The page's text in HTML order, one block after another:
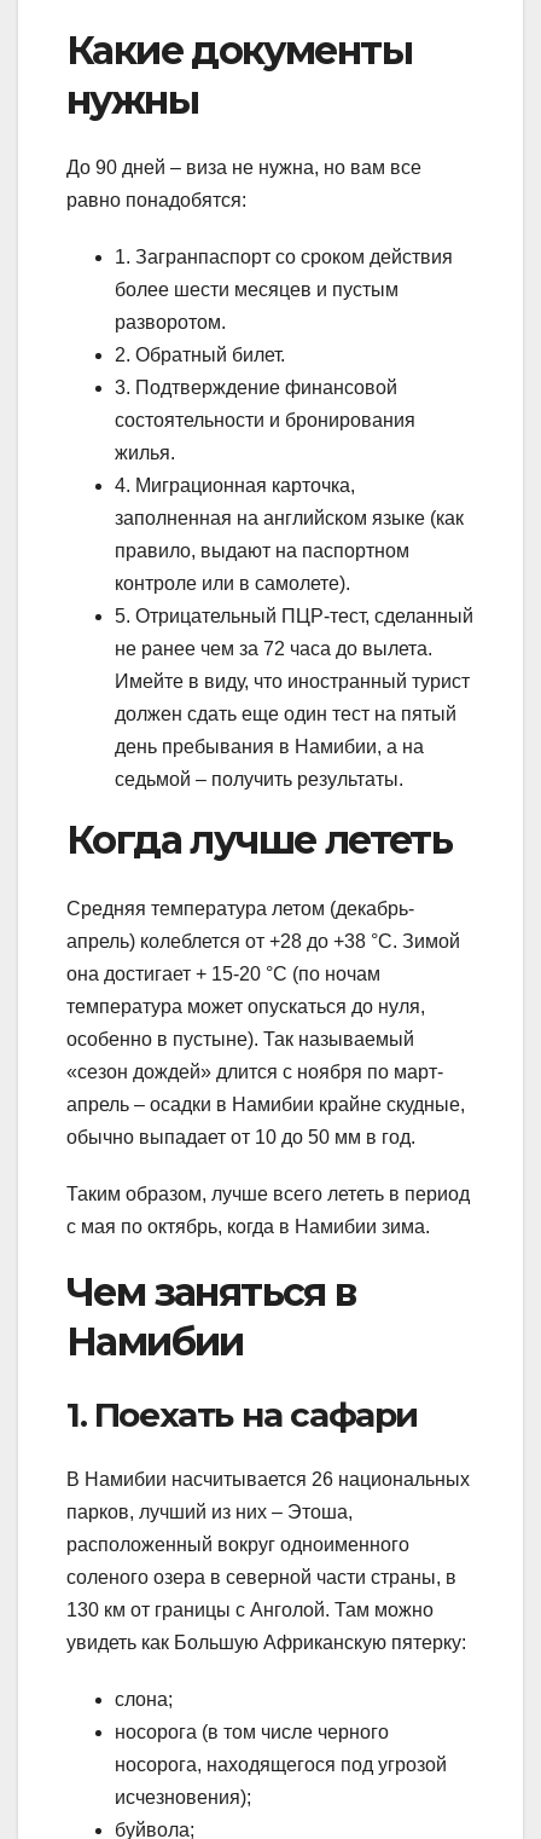
Какие документы
нужны
До 90 дней – виза не нужна, но вам все
равно понадобятся:
1. Загранпаспорт со сроком действия
более шести месяцев и пустым
разворотом.
2. Обратный билет.
3. Подтверждение финансовой
состоятельности и бронирования
жилья.
4. Миграционная карточка,
заполненная на английском языке (как
правило, выдают на паспортном
контроле или в самолете).
5. Отрицательный ПЦР-тест, сделанный
не ранее чем за 72 часа до вылета.
Имейте в виду, что иностранный турист
должен сдать еще один тест на пятый
день пребывания в Намибии, а на
седьмой – получить результаты.
Когда лучше лететь
Средняя температура летом (декабрь-
апрель) колеблется от +28 до +38 °C. Зимой
она достигает + 15-20 °C (по ночам
температура может опускаться до нуля,
особенно в пустыне). Так называемый
«сезон дождей» длится с ноября по март-
апрель – осадки в Намибии крайне скудные,
обычно выпадает от 10 до 50 мм в год.
Таким образом, лучше всего лететь в период
с мая по октябрь, когда в Намибии зима.
Чем заняться в
Намибии
1. Поехать на сафари
В Намибии насчитывается 26 национальных
парков, лучший из них – Этоша,
расположенный вокруг одноименного
соленого озера в северной части страны, в
130 км от границы с Анголой. Там можно
увидеть как Большую Африканскую пятерку:
слона;
носорога (в том числе черного
носорога, находящегося под угрозой
исчезновения);
буйвола;